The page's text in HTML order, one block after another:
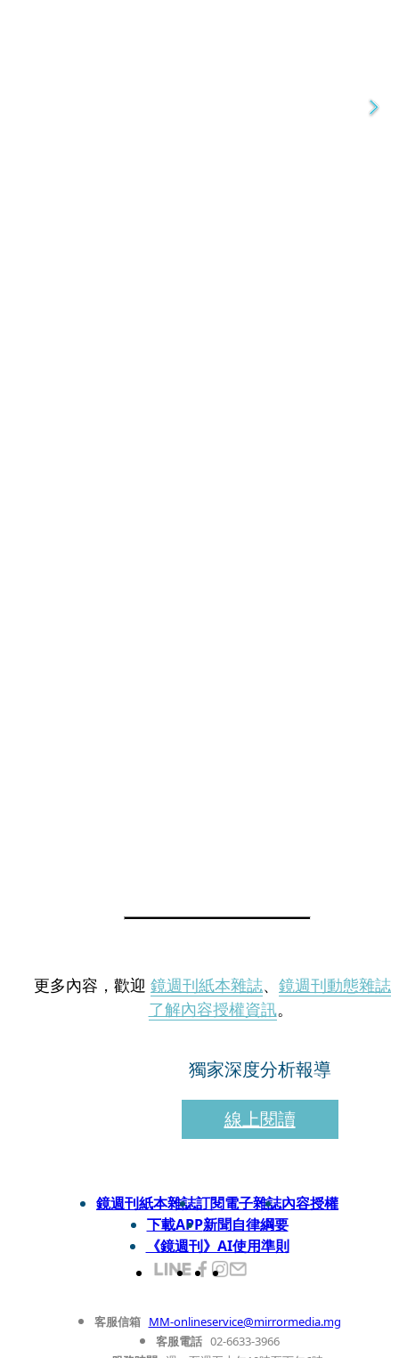
更多內容，歡迎 鏡週刊紙本雜誌、 鏡週刊動態雜誌
了解內容授權資訊。
獨家深度分析報導
線上閱讀
鏡週刊紙本雜誌訂閱電子雜誌內容授權
下載APP新聞自律綱要
《鏡週刊》AI使用準則
客服信箱 MM-onlineservice@mirrormedia.mg
客服電話 02-6633-3966